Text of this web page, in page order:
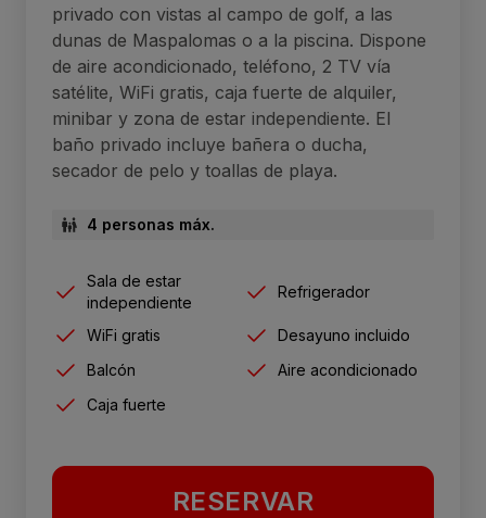
privado con vistas al campo de golf, a las
dunas de Maspalomas o a la piscina. Dispone
de aire acondicionado, teléfono, 2 TV vía
satélite, WiFi gratis, caja fuerte de alquiler,
minibar y zona de estar independiente. El
baño privado incluye bañera o ducha,
secador de pelo y toallas de playa.
4 personas máx.
Sala de estar
independiente
Refrigerador
WiFi gratis
Desayuno incluido
Balcón
Aire acondicionado
Caja fuerte
RESERVAR